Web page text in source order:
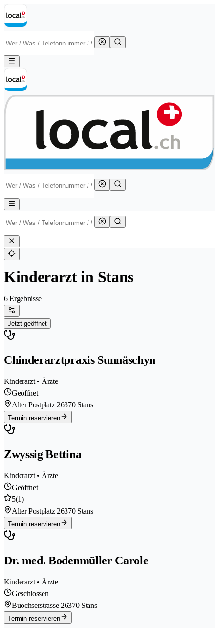
Kinderarzt in Stans
6 Ergebnisse
Jetzt geöffnet
Chinderarztpraxis Sunnäschyn
Kinderarzt • Ärzte
Geöffnet
Alter Postplatz 26370 Stans
Termin reservieren
Zwyssig Bettina
Kinderarzt • Ärzte
Geöffnet
5(1)
Alter Postplatz 26370 Stans
Termin reservieren
Dr. med. Bodenmüller Carole
Kinderarzt • Ärzte
Geschlossen
Buochserstrasse 26370 Stans
Termin reservieren